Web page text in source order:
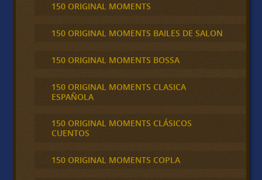
150 ORIGINAL MOMENTS
150 ORIGINAL MOMENTS BAILES DE SALON
150 ORIGINAL MOMENTS BOSSA
150 ORIGINAL MOMENTS CLASICA
ESPAÑOLA
150 ORIGINAL MOMENTS CLÁSICOS
CUENTOS
150 ORIGINAL MOMENTS COPLA